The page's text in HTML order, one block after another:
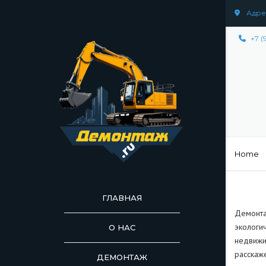
+7
ГЛАВНАЯ
О НАС
ДЕМОНТАЖ ДЕМОНТАЖ
Home